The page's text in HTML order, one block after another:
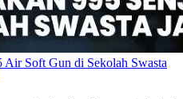
Soft Gun di Sekolah Swasta